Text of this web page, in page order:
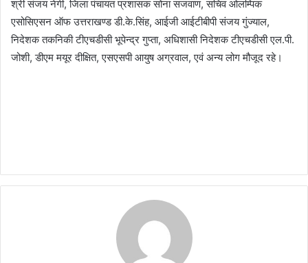
श्री संजय नेगी, जिला पंचायत प्रशासक सोना सजवाण, सचिव ओलम्पिक
एसोसिएसन ऑफ उत्तराखण्ड डी.के.सिंह, आईजी आईटीबीपी संजय गुंज्याल,
निदेशक तकनिकी टीएचडीसी भूपेन्द्र गुप्ता, अधिशासी निदेशक टीएचडीसी एल.पी.
जोशी, डीएम मयूर दीक्षित, एसएसपी आयुष अग्रवाल, एवं अन्य लोग मौजूद रहे।